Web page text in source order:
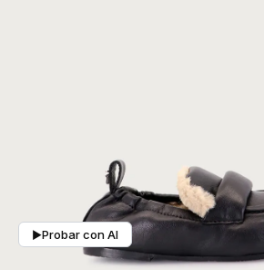
▶Probar con AI